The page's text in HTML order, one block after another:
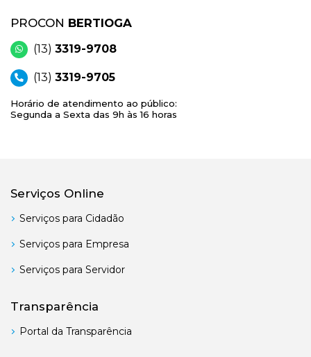
PROCON BERTIOGA
(13) 3319-9708
(13) 3319-9705
Horário de atendimento ao público:
Segunda a Sexta das 9h às 16 horas
Serviços Online
Serviços para Cidadão
Serviços para Empresa
Serviços para Servidor
Transparência
Portal da Transparência